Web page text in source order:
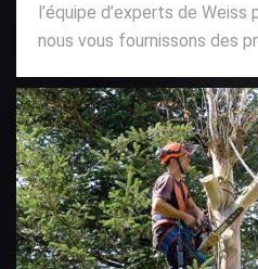
l’équipe d’experts de Weiss
nous vous fournissons des